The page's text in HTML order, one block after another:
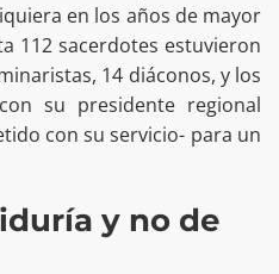
en los años de mayor
112 sacerdotes estuvieron
14 diáconos, y los
su presidente regional
con su servicio- para un
y no de